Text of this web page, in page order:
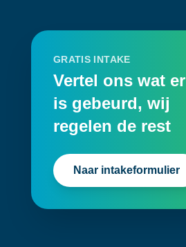
GRATIS INTAKE
Vertel ons wat er
is gebeurd, wij
regelen de rest
Naar intakeformulier